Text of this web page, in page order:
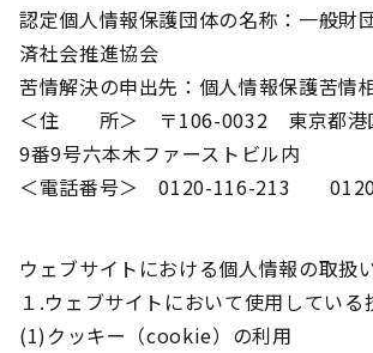
認定個人情報保護団体の名称：一般財
済社会推進協会
苦情解決の申出先：個人情報保護苦情
＜住 所＞ 〒106-0032 東京都港
9番9号六本木ファーストビル内
＜電話番号＞ 0120-116-213
ウェブサイトにおける個人情報の取扱
１.ウェブサイトにおいて使用している
(1)クッキー（cookie）の利用